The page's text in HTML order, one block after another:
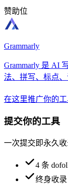
赞助位
Grammarly
Grammarly 是 AI
法、拼写、标点、
在这里推广你的
提交你的工具
一次提交即永久
4 条
终身收录